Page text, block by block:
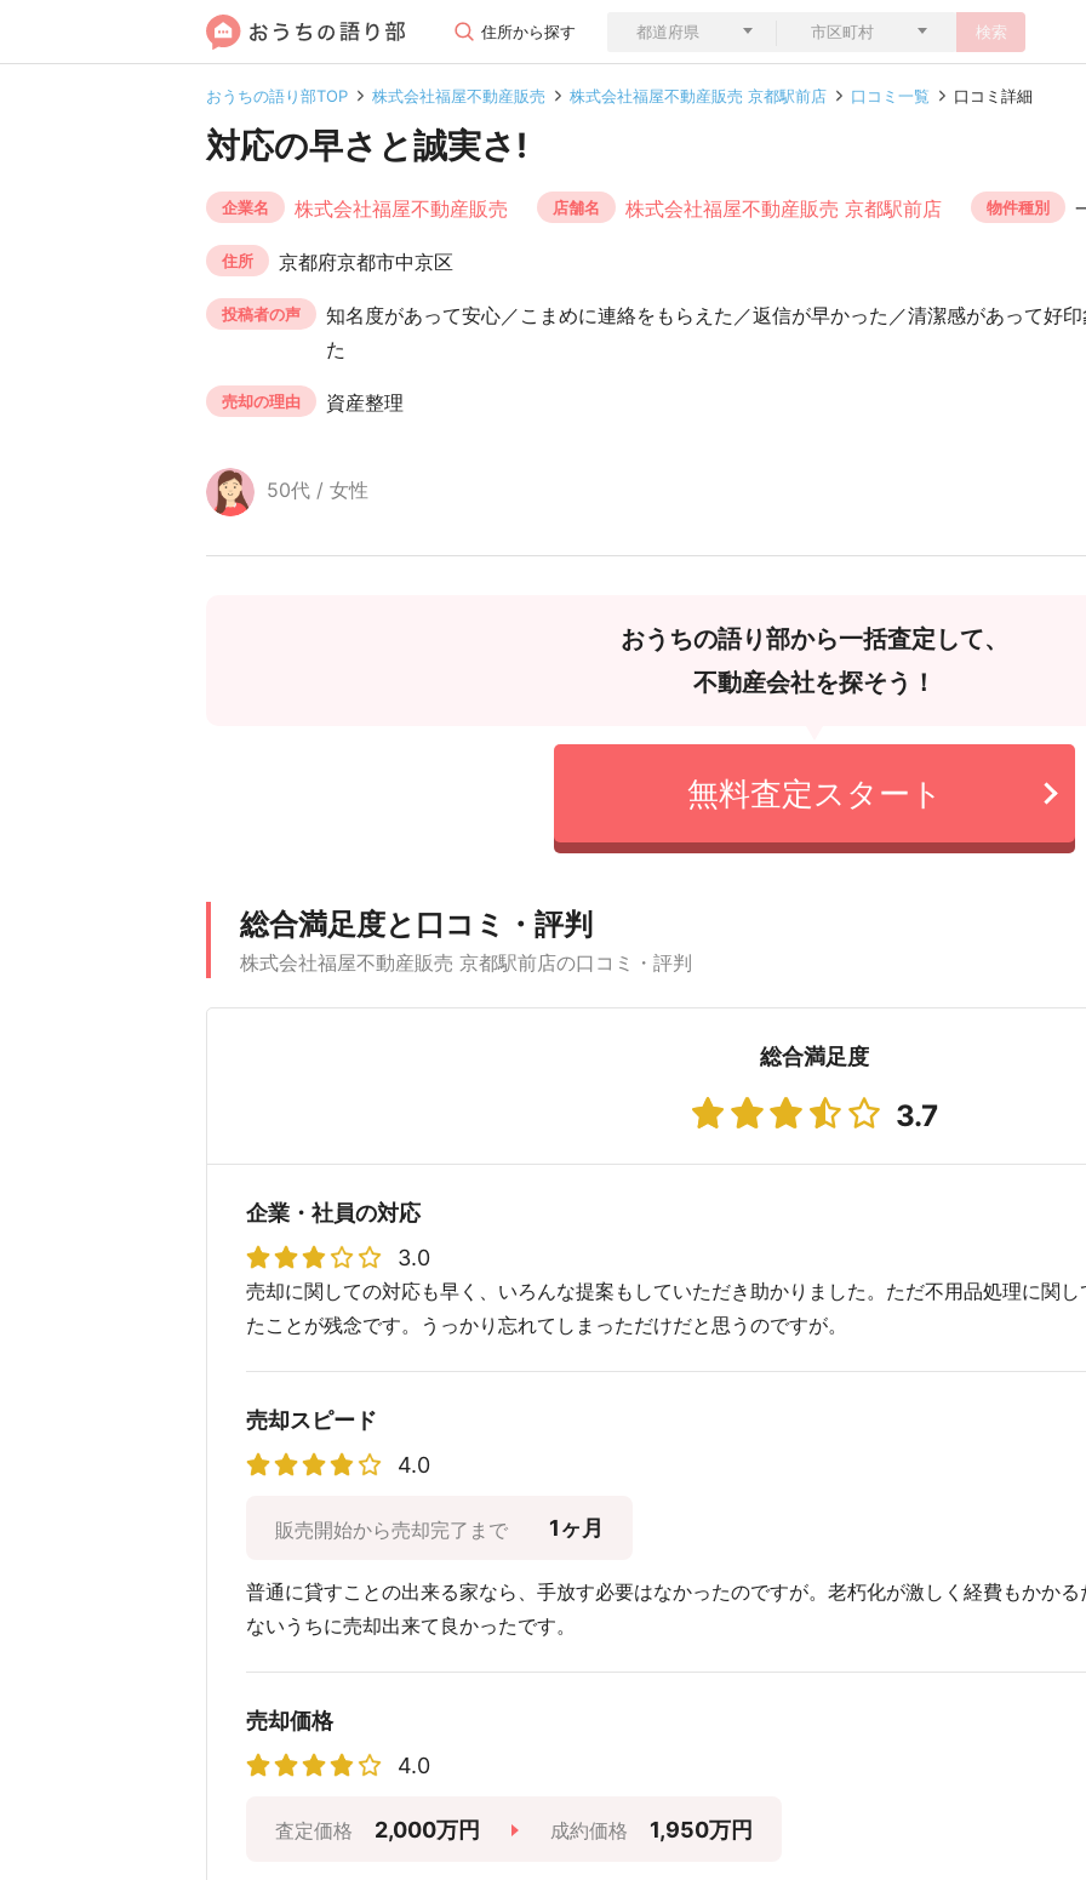
住所から探す 検索
おうちの語り部TOP 株式会社福屋不動産販売 株式会社福屋不動産販売 京都駅前店 口コミ一覧 口コミ詳細
対応の早さと誠実さ!
企業名 株式会社福屋不動産販売 店舗名 株式会社福屋不動産販売 京都駅前店 物件種別
住所 京都府京都市中京区
投稿者の声
知名度があって安心／こまめに連絡をもらえた／返信が早かった／清潔感があって好
た
売却の理由 資産整理
50代 / 女性
おうちの語り部から一括査定して、
不動産会社を探そう！
無料査定スタート
総合満足度と口コミ・評判
株式会社福屋不動産販売 京都駅前店の口コミ・評判
総合満足度
3.7
企業・社員の対応
3.0
売却に関しての対応も早く、いろんな提案もしていただき助かりました。ただ不用品処理に関
たことが残念です。うっかり忘れてしまっただけだと思うのですが。
売却スピード
4.0
販売開始から売却完了まで 1ヶ月
普通に貸すことの出来る家なら、手放す必要はなかったのですが。老朽化が激しく経費もかか
ないうちに売却出来て良かったです。
売却価格
4.0
査定価格 2,000万円 成約価格 1,950万円